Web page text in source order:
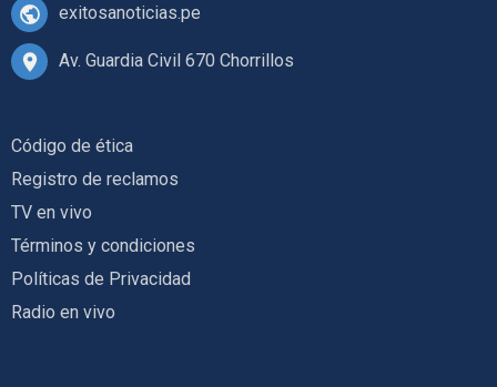
exitosanoticias.pe
Av. Guardia Civil 670 Chorrillos
Código de ética
Registro de reclamos
TV en vivo
Términos y condiciones
Políticas de Privacidad
Radio en vivo